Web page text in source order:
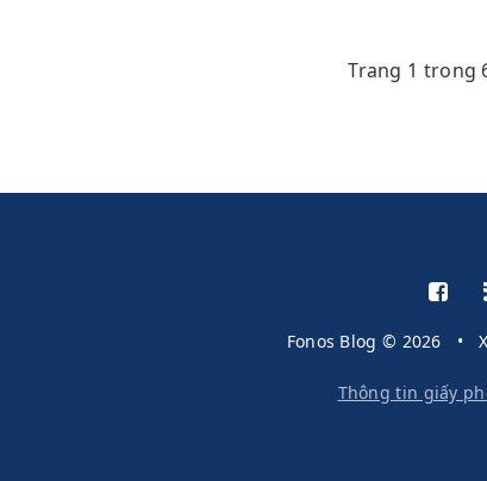
Trang 1 trong
Fonos Blog © 2026 •
Thông tin giấy